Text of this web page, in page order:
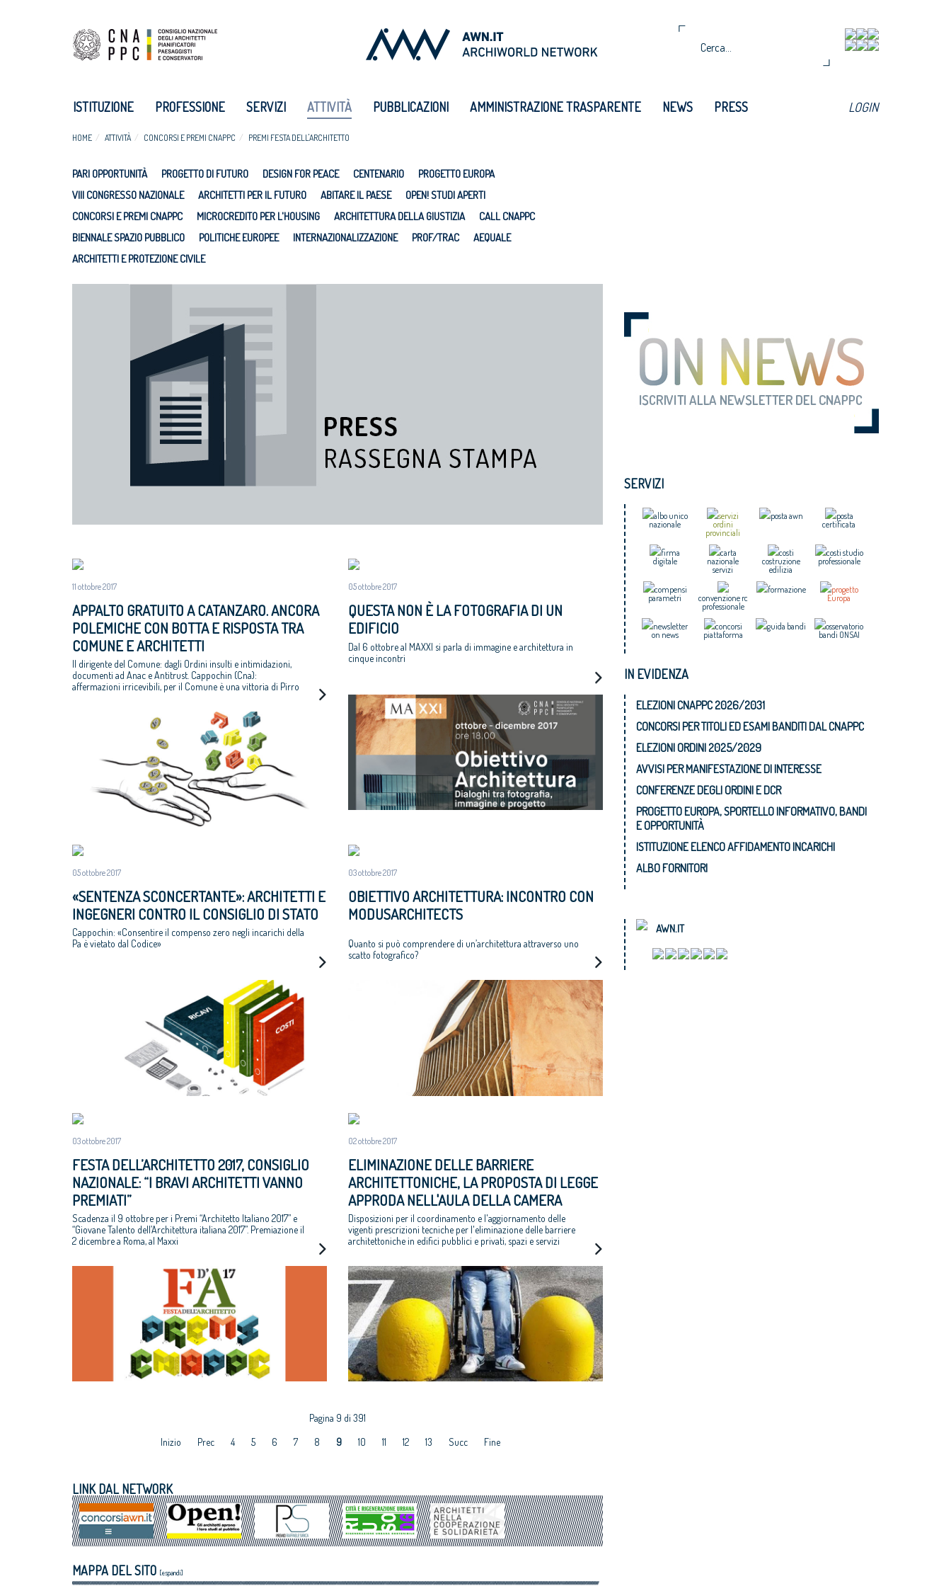
ISTITUZIONE PROFESSIONE SERVIZI ATTIVITÀ PUBBLICAZIONI AMMINISTRAZIONE TRASPARENTE NEWS PRESS LOGIN
HOME ATTIVITÀ CONCORSI E PREMI CNAPPC PREMI FESTA DELL'ARCHITETTO
PARI OPPORTUNITÀ PROGETTO DI FUTURO DESIGN FOR PEACE CENTENARIO
PROGETTO EUROPA
VIII CONGRESSO NAZIONALE
ARCHITETTI PER IL FUTURO ABITARE IL PAESE
OPEN! STUDI APERTI
CONCORSI E PREMI CNAPPC
MICROCREDITO PER L'HOUSING ARCHITETTURA DELLA GIUSTIZIA
CALL CNAPPC
BIENNALE SPAZIO PUBBLICO
POLITICHE EUROPEE INTERNAZIONALIZZAZIONE PROF/TRAC
AEQUALE
ARCHITETTI E PROTEZIONE CIVILE
11 ottobre 2017
APPALTO GRATUITO A CATANZARO. ANCORA
POLEMICHE CON BOTTA E RISPOSTA TRA
COMUNE E ARCHITETTI
Il dirigente del Comune: dagli Ordini insulti e intimidazioni,
documenti ad Anac e Antitrust. Cappochin (Cna):
affermazioni irricevibili, per il Comune è una vittoria di Pirro
05 ottobre 2017
QUESTA NON È LA FOTOGRAFIA DI UN
EDIFICIO
Dal 6 ottobre al MAXXI si parla di immagine e architettura in
cinque incontri
05 ottobre 2017
«SENTENZA SCONCERTANTE»: ARCHITETTI E
INGEGNERI CONTRO IL CONSIGLIO DI STATO
Cappochin: «Consentire il compenso zero negli incarichi della
Pa è vietato dal Codice»
03 ottobre 2017
OBIETTIVO ARCHITETTURA: INCONTRO CON
MODUSARCHITECTS
Quanto si può comprendere di un’architettura attraverso uno
scatto fotografico?
03 ottobre 2017
FESTA DELL’ARCHITETTO 2017, CONSIGLIO
NAZIONALE: “I BRAVI ARCHITETTI VANNO
PREMIATI”
Scadenza il 9 ottobre per i Premi “Architetto Italiano 2017” e
“Giovane Talento dell’Architettura italiana 2017”. Premiazione il
2 dicembre a Roma, al Maxxi
02 ottobre 2017
ELIMINAZIONE DELLE BARRIERE
ARCHITETTONICHE, LA PROPOSTA DI LEGGE
APPRODA NELL'AULA DELLA CAMERA
Disposizioni per il coordinamento e l'aggiornamento delle
vigenti prescrizioni tecniche per l'eliminazione delle barriere
architettoniche in edifici pubblici e privati, spazi e servizi
Pagina 9 di 391
Inizio
Prec 4 5 6 7 8 9 10 11 12 13 Succ Fine
LINK DAL NETWORK
MAPPA DEL SITO [espandi]
SERVIZI
albo unico
nazionale
servizi
ordini
provinciali
posta awn
posta
certificata
firma
digitale
carta
nazionale
servizi
costi
costruzione
edilizia
costi studio
professionale
compensi
parametri
convenzione rc
professionale
formazione
progetto
Europa
newsletter
on news
concorsi
piattaforma
guida bandi
osservatorio
bandi ONSAI
IN EVIDENZA
ELEZIONI CNAPPC 2026/2031
CONCORSI PER TITOLI ED ESAMI BANDITI DAL CNAPPC
ELEZIONI ORDINI 2025/2029
AVVISI PER MANIFESTAZIONE DI INTERESSE
CONFERENZE DEGLI ORDINI E DCR
PROGETTO EUROPA, SPORTELLO INFORMATIVO, BANDI
E OPPORTUNITÀ
ISTITUZIONE ELENCO AFFIDAMENTO INCARICHI
ALBO FORNITORI
AWN.IT